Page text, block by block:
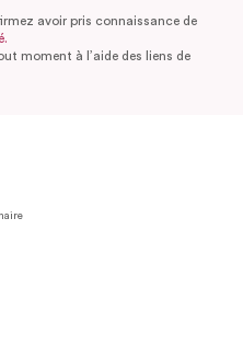
avoir pris connaissance de
moment à l’aide des liens de